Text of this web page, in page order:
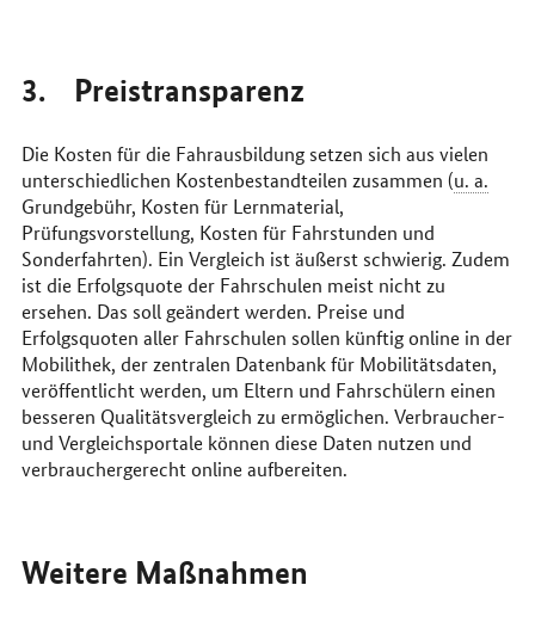
3. Preistransparenz
Die Kosten für die Fahrausbildung setzen sich aus vielen
unterschiedlichen Kostenbestandteilen zusammen (u. a.
Grundgebühr, Kosten für Lernmaterial,
Prüfungsvorstellung, Kosten für Fahrstunden und
Sonderfahrten). Ein Vergleich ist äußerst schwierig. Zudem
ist die Erfolgsquote der Fahrschulen meist nicht zu
ersehen. Das soll geändert werden. Preise und
Erfolgsquoten aller Fahrschulen sollen künftig online in der
Mobilithek, der zentralen Datenbank für Mobilitätsdaten,
veröffentlicht werden, um Eltern und Fahrschülern einen
besseren Qualitätsvergleich zu ermöglichen. Verbraucher-
und Vergleichsportale können diese Daten nutzen und
verbrauchergerecht online aufbereiten.
Weitere Maßnahmen